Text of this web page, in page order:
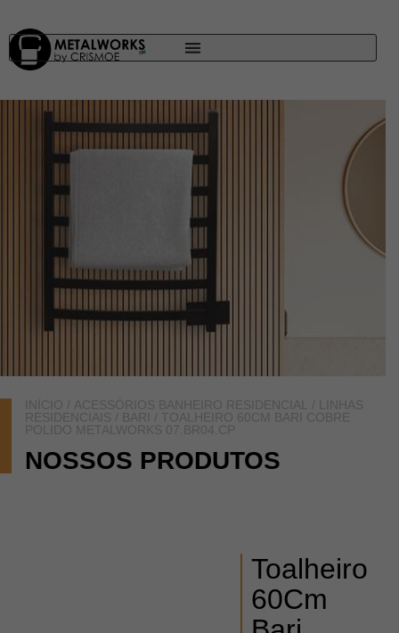
INÍCIO / ACESSÓRIOS BANHEIRO RESIDENCIAL /
LINHAS
RESIDENCIAIS / BARI
/ TOALHEIRO 60CM BARI COBRE
POLIDO METALWORKS 07.BR04.CP
NOSSOS PRODUTOS
Toalheiro
60Cm